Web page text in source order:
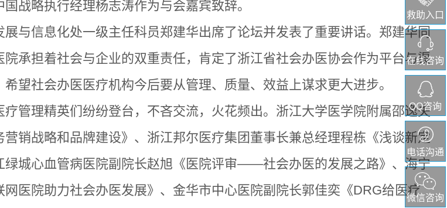
救助入口
在线咨询
QQ咨询
电话沟通
微信咨询
战略执行经理杨志涛作为与会嘉宾致辞。
与信息化处一级主任科员郑建华出席了论坛并发表了重要讲话。郑建华同
承担着社会与企业的双重责任，肯定了浙江省社会办医协会作为平台与渠
望社会办医医疗机构今后要从管理、质量、效益上谋求更大进步。
疗管理精英们纷纷登台，不吝交流，火花频出。浙江大学医学院附属邵逸夫
销战略和品牌建设》、浙江邦尔医疗集团董事长兼总经理程栋《浅谈新定
城心血管病医院副院长赵旭《医院评审——社会办医的发展之路》 、海宁
医院助力社会办医发展》、金华市中心医院副院长郭佳奕《DRG给医疗